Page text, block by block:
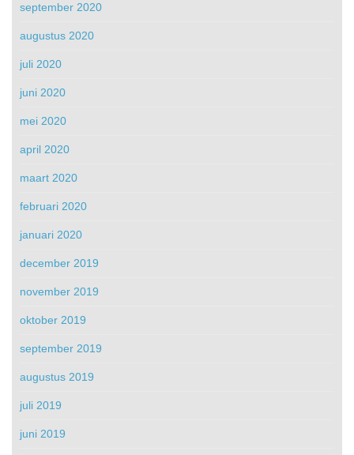
september 2020
augustus 2020
juli 2020
juni 2020
mei 2020
april 2020
maart 2020
februari 2020
januari 2020
december 2019
november 2019
oktober 2019
september 2019
augustus 2019
juli 2019
juni 2019